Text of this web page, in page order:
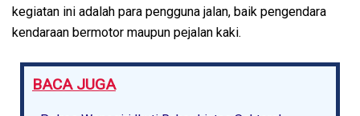
kegiatan ini adalah para pengguna jalan, baik pengendara
kendaraan bermotor maupun pejalan kaki.
BACA JUGA